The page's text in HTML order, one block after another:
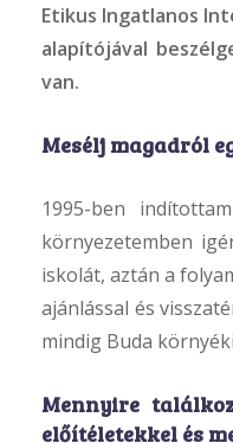
Etikus Ingatlanos
alapítójával
van.
Mesélj magadról
1995-ben
környezetemben
iskolát, aztán a
ajánlással és
mindig Buda
Mennyire
előítéletekkel és